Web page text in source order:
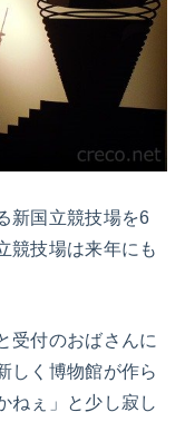
新国立競技場を6
競技場は来年にも
受付のおばさんに
しく博物館が作ら
ねぇ」と少し寂し